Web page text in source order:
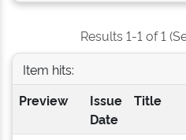
Results 1-1 of 1
Item hits:
Preview
Issue
Date
Title